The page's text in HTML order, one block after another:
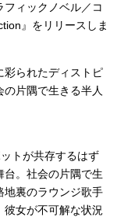
ィックノベル／コ
』をリリースしま
彩られたディストピ
片隅で生きる半人
トが共存するはず
。社会の片隅で生
地裏のラウンジ歌手
女が不可解な状況